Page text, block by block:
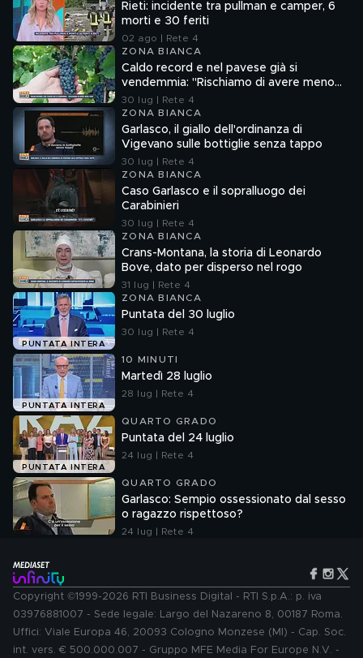
Rieti: incidente tra pullman e camper, 6
morti e 30 feriti
02 ago | Rete 4
ZONA BIANCA
Caldo record e nel pavese già si
vendemmia: "Rischiamo di avere meno
vino"
30 lug | Rete 4
ZONA BIANCA
Garlasco, il giallo dell'ordinanza di
Vigevano sulle bottiglie senza tappo
30 lug | Rete 4
ZONA BIANCA
Caso Garlasco e il sopralluogo dei
Carabinieri
30 lug | Rete 4
ZONA BIANCA
Crans-Montana, la storia di Leonardo
Bove, dato per disperso nel rogo
31 lug | Rete 4
PUNTATA INTERA
ZONA BIANCA
Puntata del 30 luglio
30 lug | Rete 4
PUNTATA INTERA
10 MINUTI
Martedì 28 luglio
28 lug | Rete 4
PUNTATA INTERA
QUARTO GRADO
Puntata del 24 luglio
24 lug | Rete 4
QUARTO GRADO
Garlasco: Sempio ossessionato dal sesso
o ragazzo rispettoso?
24 lug | Rete 4
Copyright ©1999-2026 RTI Business Digital - RTI S.p.A.: p. iva
03976881007 - Sede legale: Largo del Nazareno 8, 00187 Roma.
Uffici: Viale Europa 46, 20093 Cologno Monzese (MI) - Cap. Soc.
int. vers. € 500.000.007 - Gruppo MFE Media For Europe N.V. -